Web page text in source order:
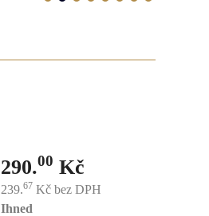
290.00 Kč
239.67 Kčbez DPH
Ihned